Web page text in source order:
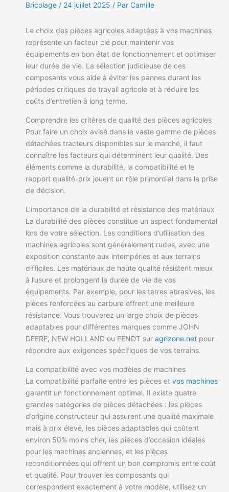
Bricolage / 24 juillet 2025 / Par Camille
Le choix des pièces agricoles adaptées à vos machines
représente un facteur clé pour maintenir vos
équipements en bon état de fonctionnement et optimiser
leur durée de vie. La sélection judicieuse de ces
composants vous aide à éviter les pannes durant les
périodes critiques de travail agricole et à réduire les
coûts d’entretien à long terme.
Comprendre les critères de qualité des pièces agricoles
Pour faire un choix avisé dans la vaste gamme de pièces
détachées tracteurs disponibles sur le marché, il faut
connaître les facteurs qui déterminent leur qualité. Des
éléments comme la durabilité, la compatibilité et le
rapport qualité-prix jouent un rôle primordial dans la prise
de décision.
L’importance de la durabilité et résistance des matériaux
La durabilité des pièces constitue un aspect fondamental
lors de votre sélection. Les conditions d’utilisation des
machines agricoles sont généralement rudes, avec une
exposition constante aux intempéries et aux terrains
difficiles. Les matériaux de haute qualité résistent mieux
à l’usure et prolongent la durée de vie de vos
équipements. Par exemple, pour les terres abrasives, les
pièces renforcées au carbure offrent une meilleure
résistance. Vous trouverez un large choix de pièces
adaptables pour différentes marques comme JOHN
DEERE, NEW HOLLAND ou FENDT sur agrizone.net pour
répondre aux exigences spécifiques de vos terrains.
La compatibilité avec vos modèles de machines
La compatibilité parfaite entre les pièces et vos machines
garantit un fonctionnement optimal. Il existe quatre
grandes catégories de pièces détachées : les pièces
d’origine constructeur qui assurent une qualité maximale
mais à prix élevé, les pièces adaptables qui coûtent
environ 50% moins cher, les pièces d’occasion idéales
pour les machines anciennes, et les pièces
reconditionnées qui offrent un bon compromis entre coût
et qualité. Pour trouver les composants qui
correspondent exactement à votre modèle, utilisez un